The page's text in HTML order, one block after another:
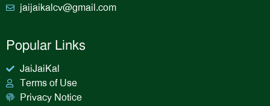
jaijaikalcv@gmail.com
Popular Links
JaiJaiKal
Terms of Use
Privacy Notice